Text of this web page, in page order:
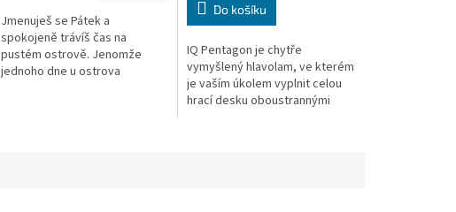
Jmenuješ se Pátek a
spokojeně trávíš čas na
pustém ostrově. Jenomže
jednoho dne u ostrova
Do košíku
IQ Pentagon je chytře
vymyšlený hlavolam, ve kterém
je vaším úkolem vyplnit celou
hrací desku oboustrannými